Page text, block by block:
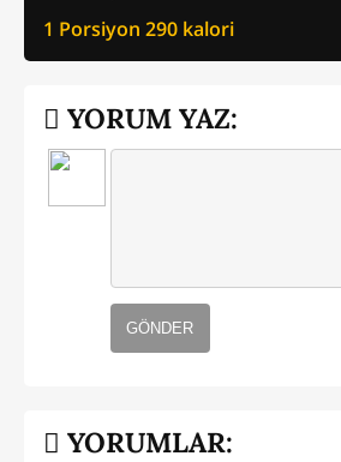
1 Porsiyon 290 kalori
YORUM YAZ:
GÖNDER
YORUMLAR: